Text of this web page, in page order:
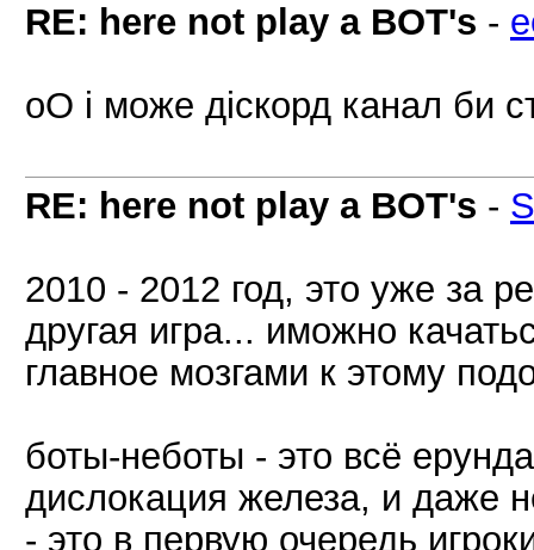
RE: here not play a BOT's -
оО і може діскорд канал би
RE: here not play a BOT's -
2010 - 2012 год, это уже за
другая игра... иможно
главное мозгами к этому
боты-неботы - это всё
дислокация железа, и даже
- это в первую очередь